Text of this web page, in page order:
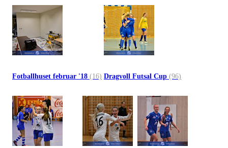
Fotballhuset februar '18 (16) Dragvoll Futsal Cup (96)